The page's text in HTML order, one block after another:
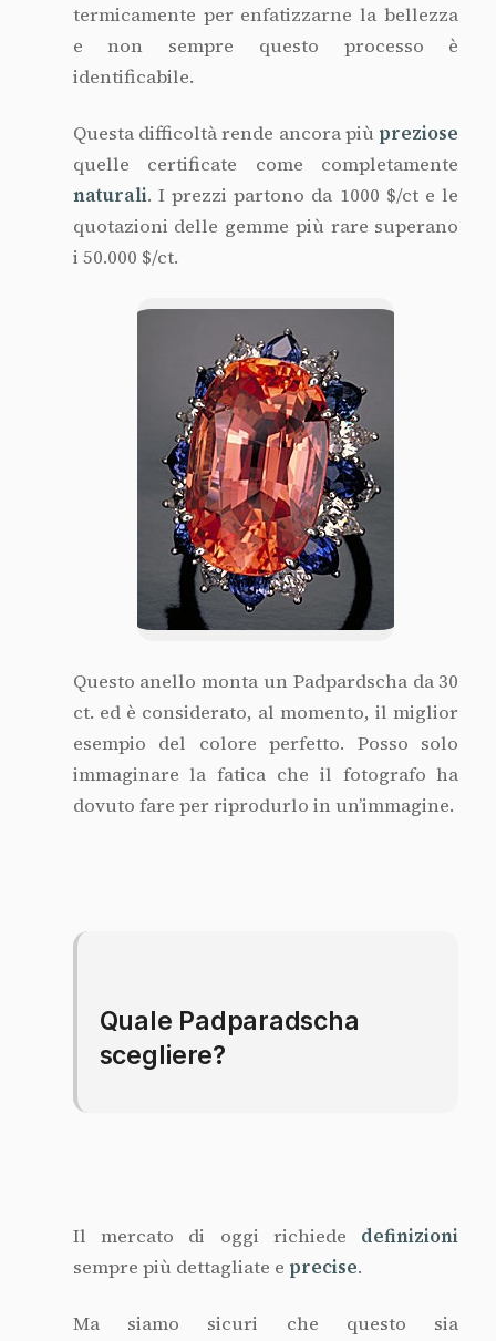
termicamente per enfatizzarne la bellezza
e non sempre questo processo è
identificabile.
Questa difficoltà rende ancora più preziose
quelle certificate come completamente
naturali. I prezzi partono da 1000 $/ct e le
quotazioni delle gemme più rare superano
i 50.000 $/ct.
Questo anello monta un Padpardscha da 30
ct. ed è considerato, al momento, il miglior
esempio del colore perfetto. Posso solo
immaginare la fatica che il fotografo ha
dovuto fare per riprodurlo in un’immagine.
Quale Padparadscha
scegliere?
Il mercato di oggi richiede definizioni
sempre più dettagliate e precise.
Ma siamo sicuri che questo sia